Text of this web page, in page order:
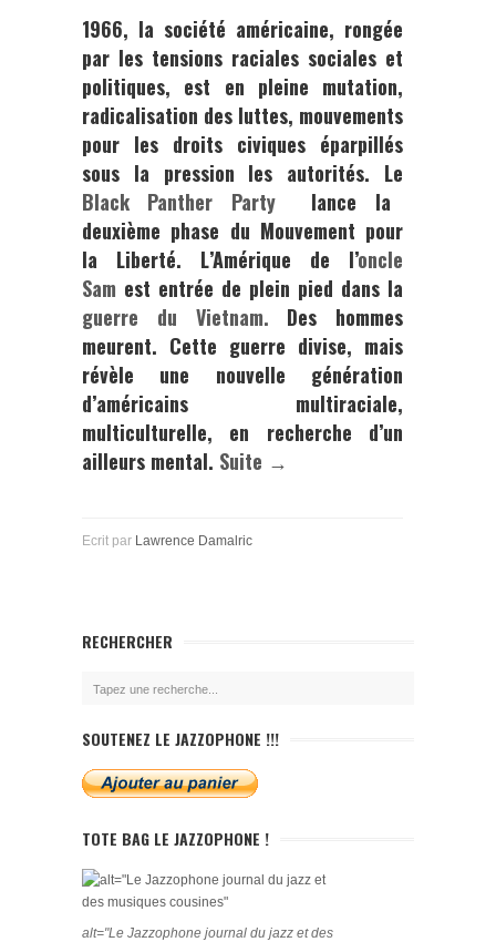
1966, la société américaine, rongée
par les tensions raciales sociales et
politiques, est en pleine mutation,
radicalisation des luttes, mouvements
pour les droits civiques éparpillés
sous la pression les autorités. Le
Black Panther Party
lance la
deuxième phase du Mouvement pour
la Liberté. L’Amérique de l’oncle
Sam est entrée de plein pied dans la
guerre du Vietnam. Des hommes
meurent. Cette guerre divise, mais
révèle une nouvelle génération
d’américains multiraciale,
multiculturelle, en recherche d’un
ailleurs mental. Suite →
Ecrit par Lawrence Damalric
RECHERCHER
SOUTENEZ LE JAZZOPHONE !!!
TOTE BAG LE JAZZOPHONE !
alt="Le Jazzophone journal du jazz et des